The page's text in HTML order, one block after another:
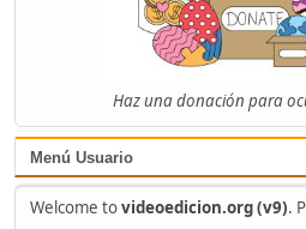
Haz una donación para
Menú Usuario
Welcome tovideoedicion.org (v9).